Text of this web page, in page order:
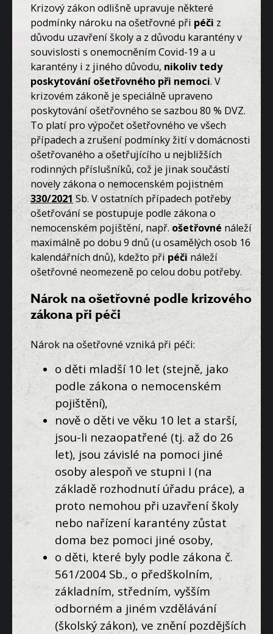
Krizový zákon odlišně upravuje některé
podmínky nároku na ošetřovné při péči z
důvodu uzavření školy a z důvodu karantény v
souvislosti s onemocněním Covid-19 a u
karantény i z jiného důvodu, nikoliv tedy
poskytování ošetřovného při nemoci. V
krizovém zákoně je speciálně upraveno
poskytování ošetřovného se sazbou 80 % DVZ.
To platí pro výpočet ošetřovného ve všech
případech a zrušení podmínky žití v domácnosti
ošetřovaného a ošetřujícího u nejbližších
rodinných příslušníků, což je jinak součástí
novely zákona o nemocenském pojistném
330/2021 Sb. V ostatních případech potřeby
ošetřování se postupuje podle zákona o
nemocenském pojištění, např. ošetřovné náleží
maximálně po dobu 9 dnů (u osamělých osob 16
kalendářních dnů), kdežto při péči náleží
ošetřovné neomezeně po celou dobu potřeby.
Nárok na ošetřovné podle krizového
zákona při péči
Nárok na ošetřovné vzniká při péči:
o děti mladší 10 let (stejně, jako
podle zákona o nemocenském
pojištění),
nově o děti ve věku 10 let a starší,
jsou-li nezaopatřené (tj. až do 26
let), jsou závislé na pomoci jiné
osoby alespoň ve stupni I (na
základě rozhodnutí úřadu práce), a
proto nemohou při uzavření školy
nebo nařízení karantény zůstat
doma bez pomoci jiné osoby,
o děti, které byly podle zákona č.
561/2004 Sb., o předškolním,
základním, středním, vyšším
odborném a jiném vzdělávání
(školský zákon), ve znění pozdějších